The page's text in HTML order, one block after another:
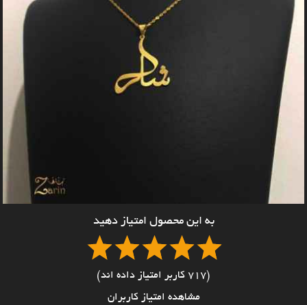
به این محصول امتیاز دهید
(717 کاربر امتیاز داده اند)
مشاهده امتیاز کاربران